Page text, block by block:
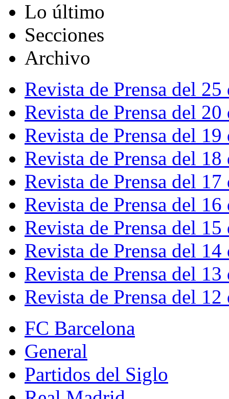
Lo último
Secciones
Archivo
Revista de Prensa del
Revista de Prensa del
Revista de Prensa del
Revista de Prensa del
Revista de Prensa del
Revista de Prensa del
Revista de Prensa del
Revista de Prensa del
Revista de Prensa del
Revista de Prensa del
FC Barcelona
General
Partidos del Siglo